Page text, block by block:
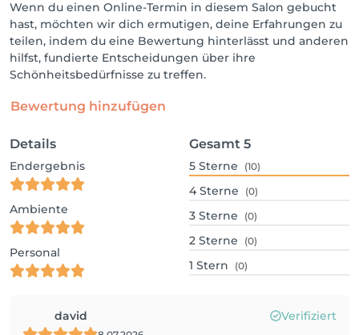
Wenn du einen Online-Termin in diesem Salon gebucht
hast, möchten wir dich ermutigen, deine Erfahrungen zu
teilen, indem du eine Bewertung hinterlässt und anderen
hilfst, fundierte Entscheidungen über ihre
Schönheitsbedürfnisse zu treffen.
Bewertung hinzufügen
Details
Endergebnis
Ambiente
Personal
Gesamt 5
5 Sterne (10)
4 Sterne (0)
3 Sterne (0)
2 Sterne (0)
1 Stern (0)
david Verifiziert